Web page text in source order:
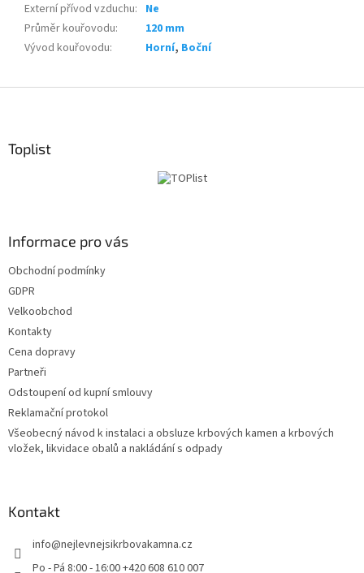
Externí přívod vzduchu: Ne
Průměr kouřovodu:
120 mm
Vývod kouřovodu: Horní, Boční
Toplist
Informace pro vás
Obchodní podmínky
GDPR
Velkoobchod
Kontakty
Cena dopravy
Partneři
Odstoupení od kupní smlouvy
Reklamační protokol
Všeobecný návod k instalaci a obsluze krbových kamen a krbových
vložek, likvidace obalů a nakládání s odpady
Kontakt
info@nejlevnejsikrbovakamna.cz
Po - Pá 8:00 - 16:00 +420 608 610 007